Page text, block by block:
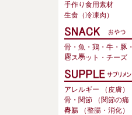
手作り食用素材
生食（冷凍肉）
骨・魚・鶏・牛・豚・
鹿・馬
ビスケット・チーズ
アレルギー （皮膚）
骨・関節 （関節の痛
み）
胃腸 （整腸・消化）